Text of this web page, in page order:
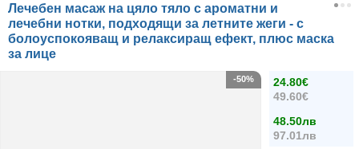
Лечебен масаж на цяло тяло с ароматни и
лечебни нотки, подходящи за летните жеги - с
болоуспокояващ и релаксиращ ефект, плюс маска
за лице
24.80€
49.60€
48.50лв
97.01лв
-50%